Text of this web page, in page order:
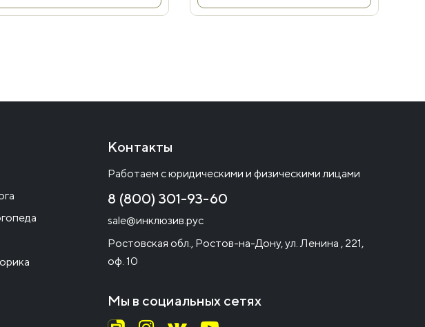
Контакты
Работаем с юридическими и физическими лицами
8 (800) 301-93-60
sale@инклюзив.рус
Ростовская обл., Ростов-на-Дону, ул. Ленина , 221,
оф. 10
Мы в социальных сетях